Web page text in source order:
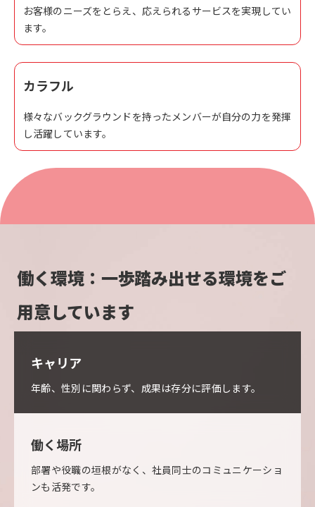
お客様のニーズをとらえ、応えられるサービスを実現してい
ます。
カラフル
様々なバックグラウンドを持ったメンバーが自分の力を発揮
し活躍しています。
働く環境：一歩踏み出せる環境をご
用意しています
キャリア
年齢、性別に関わらず、成果は存分に評価します。
働く場所
部署や役職の垣根がなく、社員同士のコミュニケーショ
ンも活発です。